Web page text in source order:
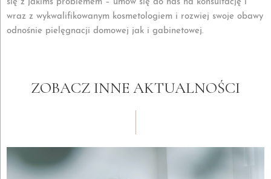
się z jakimś problemem – umów się do nas na konsultację i
wraz z wykwalifikowanym kosmetologiem i rozwiej swoje obawy
odnośnie pielęgnacji domowej jak i gabinetowej.
ZOBACZ INNE AKTUALNOŚCI